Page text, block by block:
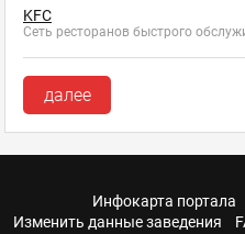
KFC
Сеть ресторанов быстрого
далее
Инфокарта портала
Изменить данные заведения